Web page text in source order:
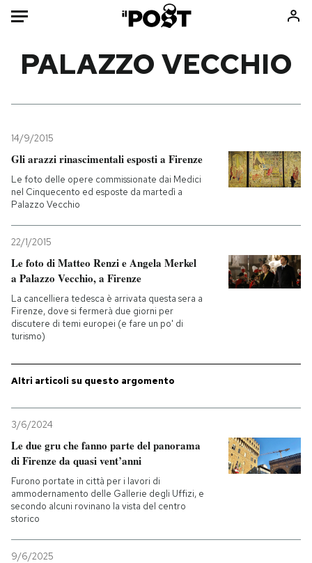
Mondo
Politica
Tecnologia
Internet
Cultura
Economia
Sport
Consumismi
Storie/Idee
Ok Boomer!
Altrecose
Mondiali calcio 2026
PODCAST
NEWSLETTER
I MIEI PREFERITI
SHOP
CALENDARIO
PALAZZO VECCHIO
14/9/2015
Gli arazzi rinascimentali esposti a Firenze
Le foto delle opere commissionate dai Medici
nel Cinquecento ed esposte da martedì a
Palazzo Vecchio
22/1/2015
Le foto di Matteo Renzi e Angela Merkel
a Palazzo Vecchio, a Firenze
La cancelliera tedesca è arrivata questa sera a
Firenze, dove si fermerà due giorni per
discutere di temi europei (e fare un po' di
turismo)
Altri articoli su questo argomento
3/6/2024
Le due gru che fanno parte del panorama
di Firenze da quasi vent’anni
Furono portate in città per i lavori di
ammodernamento delle Gallerie degli Uffizi, e
secondo alcuni rovinano la vista del centro
storico
9/6/2025